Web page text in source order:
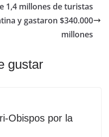
1,4 millones de turistas
y gastaron $340.000
millones
gustar
Obispos por la